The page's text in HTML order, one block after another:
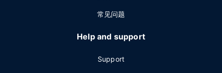
常见问题
Help and support
Support